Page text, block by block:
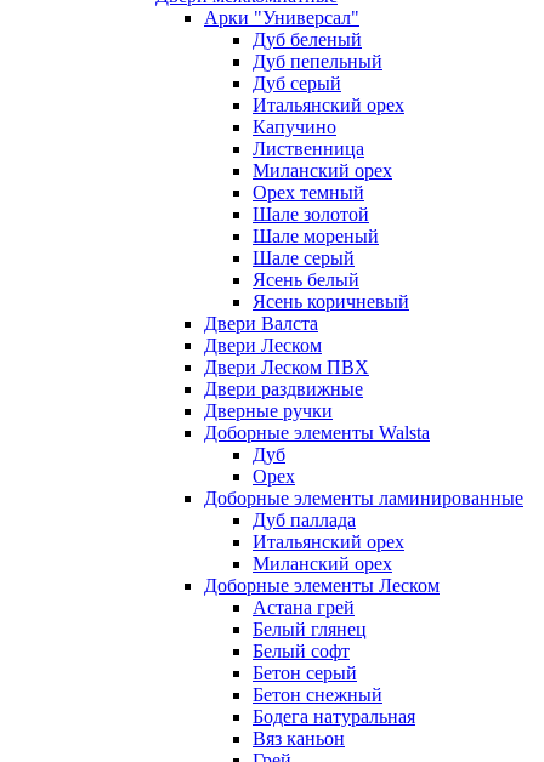
Арки "Универсал"
Дуб беленый
Дуб пепельный
Дуб серый
Итальянский орех
Капучино
Лиственница
Миланский орех
Орех темный
Шале золотой
Шале мореный
Шале серый
Ясень белый
Ясень коричневый
Двери Валста
Двери Леском
Двери Леском ПВХ
Двери раздвижные
Дверные ручки
Доборные элементы Walsta
Дуб
Орех
Доборные элементы ламинированные
Дуб паллада
Итальянский орех
Миланский орех
Доборные элементы Леском
Астана грей
Белый глянец
Белый софт
Бетон серый
Бетон снежный
Бодега натуральная
Вяз каньон